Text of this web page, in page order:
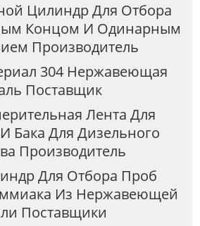
Цилиндр Для Отбора
Концом И Одинарным
Производитель
304 Нержавеющая
Поставщик
Лента Для
Бака Для Дизельного
Производитель
Для Отбора Проб
Из Нержавеющей
Поставщики